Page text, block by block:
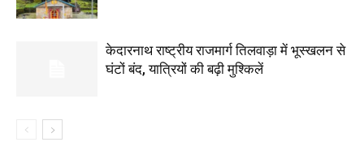
केदारनाथ राष्ट्रीय राजमार्ग तिलवाड़ा में भूस्खलन से
घंटों बंद, यात्रियों की बढ़ी मुश्किलें